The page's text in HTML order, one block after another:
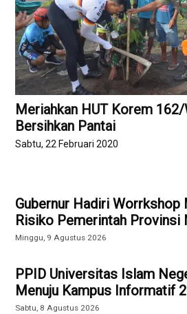
Meriahkan HUT Korem 162/
Bersihkan Pantai
Sabtu, 22 Februari 2020
Gubernur Hadiri Worrkshop
Risiko Pemerintah Provinsi
Minggu, 9 Agustus 2026
PPID Universitas Islam
Menuju Kampus Informatif
Sabtu, 8 Agustus 2026